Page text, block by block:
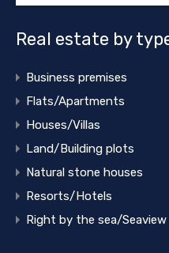
Real estate by
Business premises
Flats/Apartments
Houses/Villas
Land/Building plots
Natural stone houses
Resorts/Hotels
Right by the sea/Seaview